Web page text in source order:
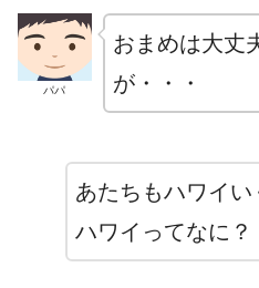
パパ
おまめは大丈
が・・・
あたちもハワイい
ハワイってなに？